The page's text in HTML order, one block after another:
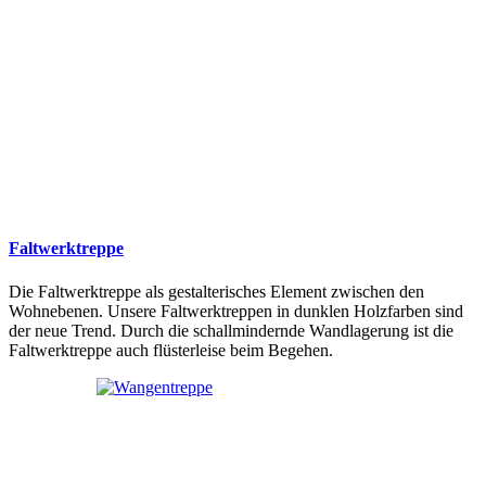
Faltwerktreppe
Die Faltwerktreppe als gestalterisches Element zwischen den
Wohnebenen. Unsere Faltwerktreppen in dunklen Holzfarben sind
der neue Trend. Durch die schallmindernde Wandlagerung ist die
Faltwerktreppe auch flüsterleise beim Begehen.